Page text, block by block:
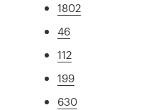
1802
46
112
199
630